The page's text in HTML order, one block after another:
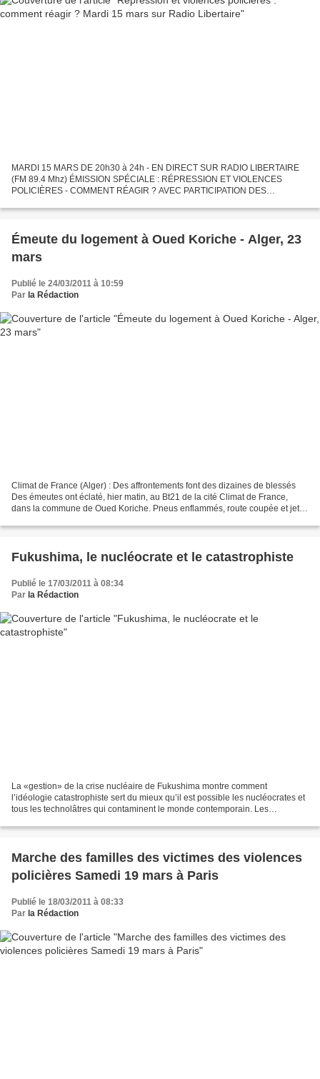
MARDI 15 MARS DE 20h30 à 24h - EN DIRECT SUR RADIO LIBERTAIRE
(FM 89.4 Mhz) ÉMISSION SPÉCIALE : RÉPRESSION ET VIOLENCES
POLICIÈRES - COMMENT RÉAGIR ? AVEC PARTICIPATION DES
l'émission est de permettre...
Émeute du logement à Oued Koriche - Alger, 23
mars
Publié le 24/03/2011 à 10:59
Par la Rédaction
Climat de France (Alger) : Des affrontements font des dizaines de blessés
Des émeutes ont éclaté, hier matin, au Bt21 de la cité Climat de France,
dans la commune de Oued Koriche. Pneus enflammés, route coupée et jets
Fukushima, le nucléocrate et le catastrophiste
Publié le 17/03/2011 à 08:34
Par la Rédaction
La «gestion» de la crise nucléaire de Fukushima montre comment
l’idéologie catastrophiste sert du mieux qu’il est possible les nucléocrates et
tous les technolâtres qui contaminent le monde contemporain. Les
Marche des familles des victimes des violences
policières Samedi 19 mars à Paris
Publié le 18/03/2011 à 08:33
Par la Rédaction